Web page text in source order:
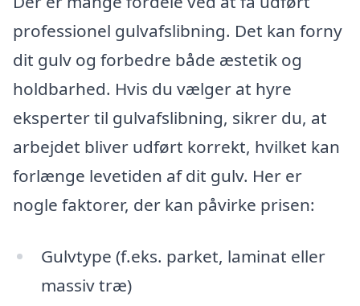
professionel gulvafslibning. Det kan forny
dit gulv og forbedre både æstetik og
holdbarhed. Hvis du vælger at hyre
eksperter til gulvafslibning, sikrer du, at
arbejdet bliver udført korrekt, hvilket kan
forlænge levetiden af dit gulv. Her er
nogle faktorer, der kan påvirke prisen:
Gulvtype (f.eks. parket, laminat eller
massiv træ)